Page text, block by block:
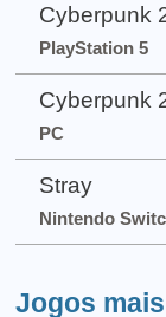
Cyberpunk
PlayStation 5
Cyberpunk
PC
Stray
Nintendo
Jogos